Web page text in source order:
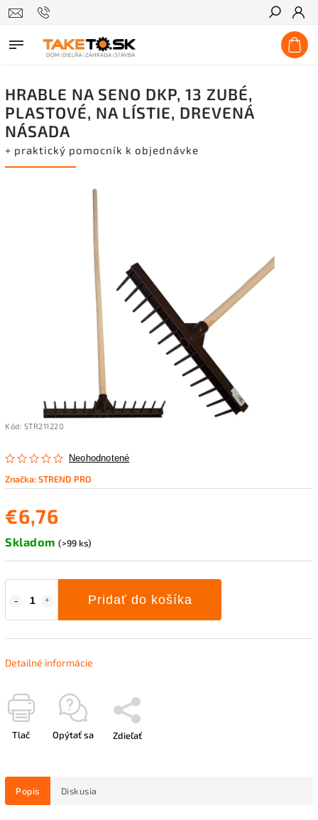
Hľadať
HRABLE NA SENO DKP, 13 ZUBÉ,
PLASTOVÉ, NA LÍSTIE, DREVENÁ
NÁSADA
+ praktický pomocník k objednávke
Kód: STR211220
Neohodnotené
Značka:STREND PRO
€6,76
Skladom (>99 ks)
Pridať do košíka
Detailné informácie
Tlač Opýtať sa Zdieľať
Popis Diskusia